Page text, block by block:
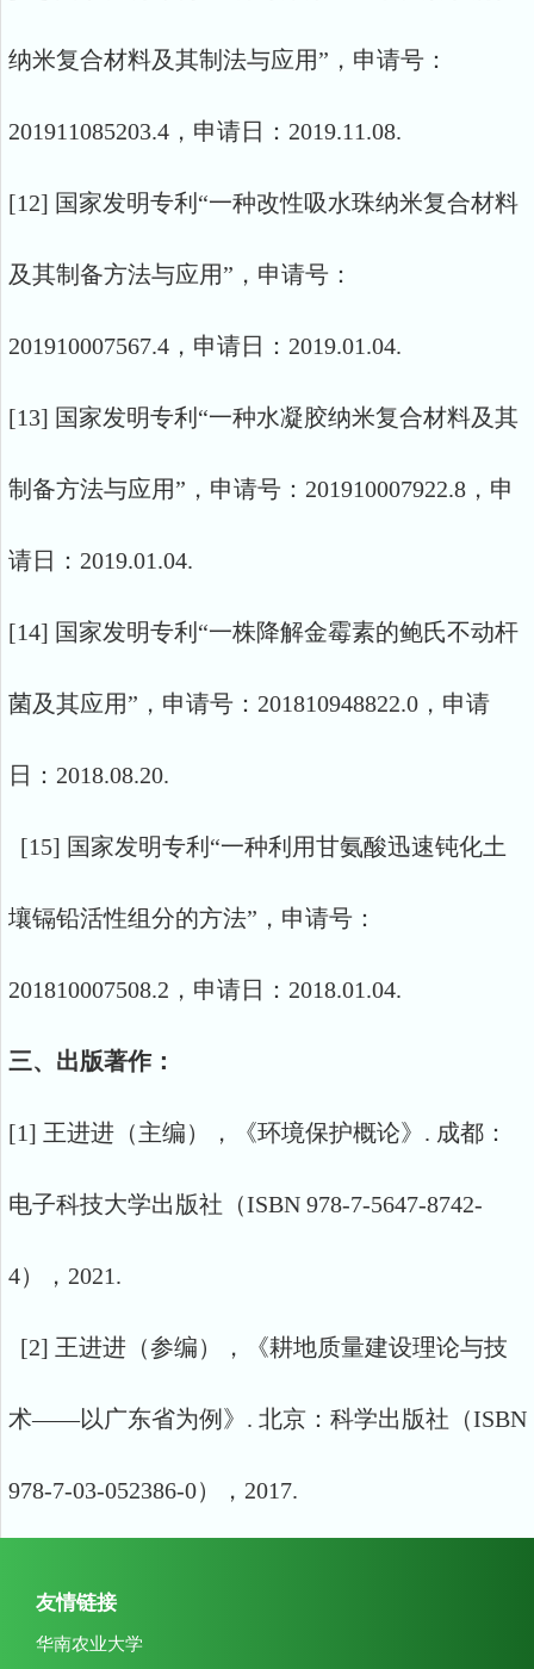
纳米复合材料及其制法与应用”，申请号：
201911085203.4，申请日：2019.11.08.
[12] 国家发明专利“一种改性吸水珠纳米复合材料
及其制备方法与应用”，申请号：
201910007567.4，申请日：2019.01.04.
[13] 国家发明专利“一种水凝胶纳米复合材料及其
制备方法与应用”，申请号：201910007922.8，申
请日：2019.01.04.
[14] 国家发明专利“一株降解金霉素的鲍氏不动杆
菌及其应用”，申请号：201810948822.0，申请
日：2018.08.20.
[15] 国家发明专利“一种利用甘氨酸迅速钝化土
壤镉铅活性组分的方法”，申请号：
201810007508.2，申请日：2018.01.04.
三、出版著作：
[1] 王进进（主编），《环境保护概论》. 成都：
电子科技大学出版社（ISBN 978-7-5647-8742-
4），2021.
[2] 王进进（参编），《耕地质量建设理论与技
术——以广东省为例》. 北京：科学出版社（ISBN
978-7-03-052386-0），2017.
友情链接
华南农业大学